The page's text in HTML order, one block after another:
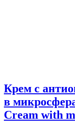
Крем с
в
Cream with